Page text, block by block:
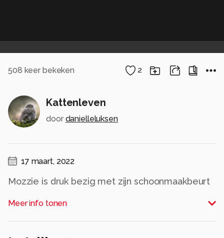
508 keer bekeken 2
Kattenleven
door danielleluksen
17 maart, 2022
Mozzie is druk bezig met zijn schoonmaakbeurt
Meer info tonen